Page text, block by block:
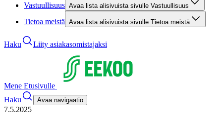
Vastuullisuus Avaa lista alisivuista sivulle Vastuullisuus
Tietoa meistä Avaa lista alisivuista sivulle Tietoa meistä
Haku Liity asiakasomistajaksi
Mene Etusivulle
Haku
Avaa navigaatio
7.5.2025